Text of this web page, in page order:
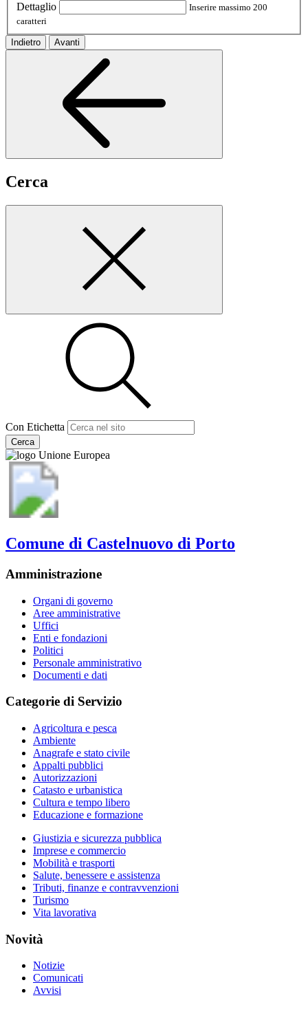
Dettaglio
Inserire massimo 200
caratteri
Indietro Avanti
Cerca
Con Etichetta
Cerca
Comune di Castelnuovo di Porto
Amministrazione
Organi di governo
Aree amministrative
Uffici
Enti e fondazioni
Politici
Personale amministrativo
Documenti e dati
Categorie di Servizio
Agricoltura e pesca
Ambiente
Anagrafe e stato civile
Appalti pubblici
Autorizzazioni
Catasto e urbanistica
Cultura e tempo libero
Educazione e formazione
Giustizia e sicurezza pubblica
Imprese e commercio
Mobilità e trasporti
Salute, benessere e assistenza
Tributi, finanze e contravvenzioni
Turismo
Vita lavorativa
Novità
Notizie
Comunicati
Avvisi